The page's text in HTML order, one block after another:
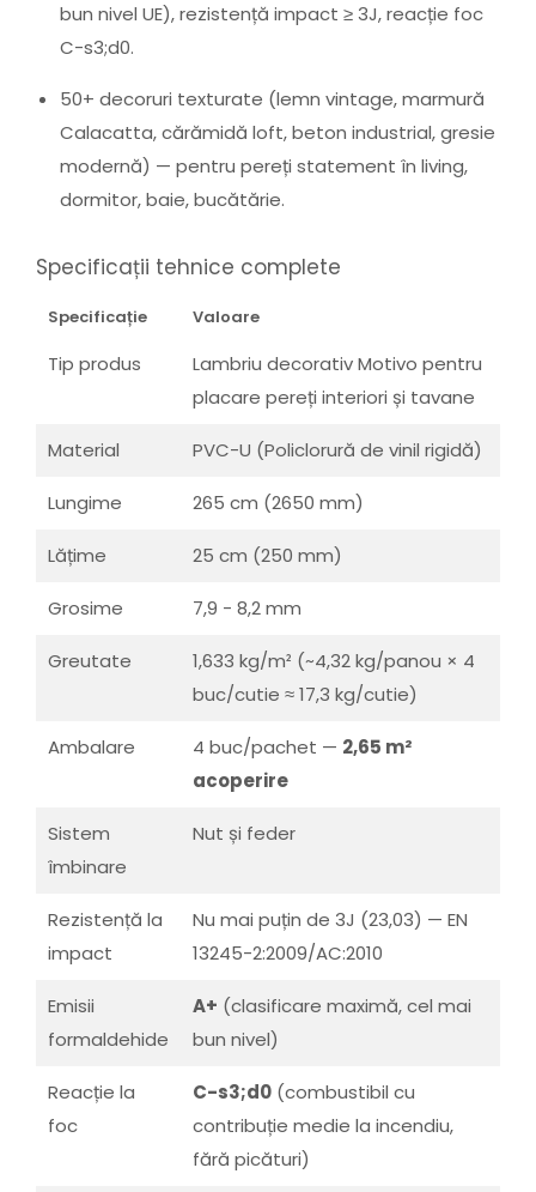
bun nivel UE), rezistență impact ≥ 3J, reacție foc
C-s3;d0.
50+ decoruri texturate (lemn vintage, marmură
Calacatta, cărămidă loft, beton industrial, gresie
modernă) — pentru pereți statement în living,
dormitor, baie, bucătărie.
Specificații tehnice complete
Specificație Valoare
Tip produs
Lambriu decorativ Motivo pentru
placare pereți interiori și tavane
Material PVC-U (Policlorură de vinil rigidă)
Lungime 265 cm (2650 mm)
Lățime 25 cm (250 mm)
Grosime 7,9 - 8,2 mm
Greutate
1,633 kg/m² (~4,32 kg/panou × 4
buc/cutie ≈ 17,3 kg/cutie)
Ambalare 4 buc/pachet — 2,65 m²
acoperire
Sistem
îmbinare
Nut și feder
Rezistență la
impact
Nu mai puțin de 3J (23,03) — EN
13245-2:2009/AC:2010
Emisii
formaldehide
A+ (clasificare maximă, cel mai
bun nivel)
Reacție la
foc
C-s3;d0 (combustibil cu
contribuție medie la incendiu,
fără picături)